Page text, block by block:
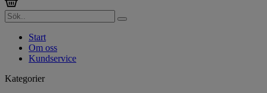
Start
Om oss
Kundservice
Kategorier